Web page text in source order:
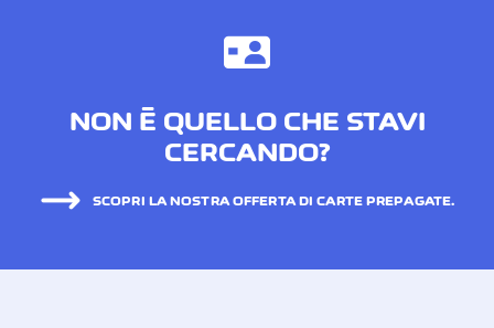
NON È QUELLO CHE STAVI
CERCANDO?
SCOPRI LA NOSTRA OFFERTA DI CARTE PREPAGATE.